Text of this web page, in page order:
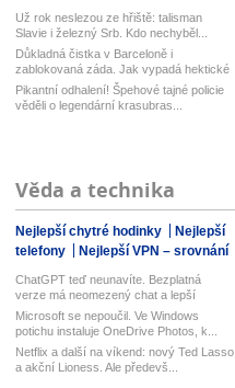
Už rok neslezou ze hřiště: talisman
Slavie i železný Srb. Kdo nechyběl...
Důkladná čistka v Barceloně i
zablokovaná záda. Jak vypadá hektické
lé...
Pikantní odhalení! Špehové tajné policie
věděli o legendární krasubras...
Věda a technika
Nejlepší chytré hodinky
Nejlepší
telefony
Nejlepší VPN – srovnání
ChatGPT teď neunavíte. Bezplatná
verze má neomezený chat a lepší
model...
Microsoft se nepoučil. Ve Windows
potichu instaluje OneDrive Photos, k...
Netflix a další na víkend: nový Ted Lasso
a akční Lioness. Ale předevš...